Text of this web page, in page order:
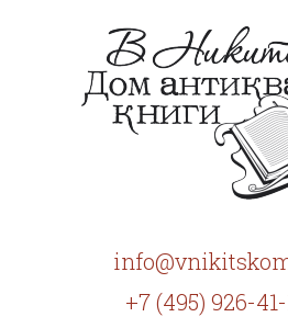
+7 (495) 926-